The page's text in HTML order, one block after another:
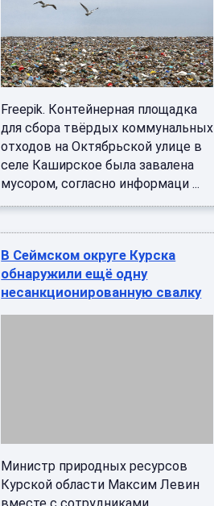
Freepik. Контейнерная площадка
для сбора твёрдых коммунальных
отходов на Октябрьской улице в
селе Каширское была завалена
мусором, согласно информаци ...
В Сеймском округе Курска
обнаружили ещё одну
несанкционированную свалку
Министр природных ресурсов
Курской области Максим Левин